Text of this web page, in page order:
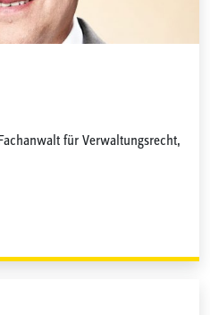
für Verwaltungsrecht,